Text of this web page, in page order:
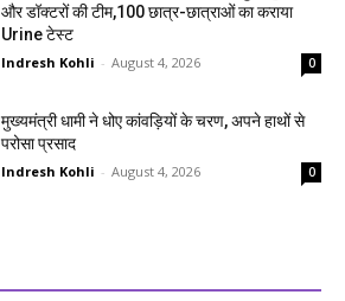
और डॉक्टरों की टीम,100 छात्र-छात्राओं का कराया
Urine टेस्ट
Indresh Kohli - August 4, 2026 0
मुख्यमंत्री धामी ने धोए कांवड़ियों के चरण, अपने हाथों से
परोसा प्रसाद
Indresh Kohli - August 4, 2026 0